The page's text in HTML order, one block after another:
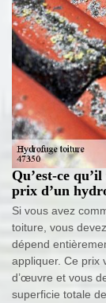
Qu’est-ce
prix d’un
Si vous avez
toiture, vous
dépend
appliquer. Ce prix
d’œuvre et vous
superficie totale